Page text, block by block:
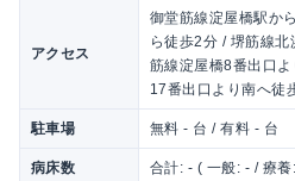
アクセス
御堂筋線淀屋橋駅か
ら徒歩2分 / 堺筋線
筋線淀屋橋8番出口
17番出口より南へ徒
駐車場 無料 - 台 / 有料 - 台
病床数 合計: - ( 一般: - / 療